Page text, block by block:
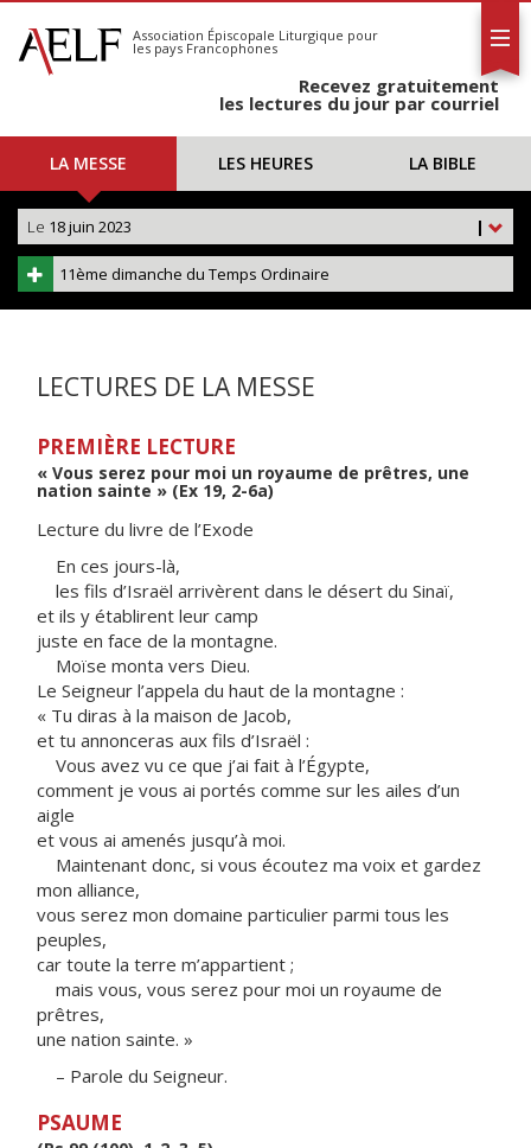
S'abonner
Calendrier
Association Épiscopale Liturgique pour
les pays Francophones
Recevez gratuitement
les lectures du jour par courriel
LA MESSE LES HEURES LA BIBLE
|
Le 18 juin 2023
11ème dimanche du Temps Ordinaire
LECTURES DE LA MESSE
PREMIÈRE LECTURE
« Vous serez pour moi un royaume de prêtres, une
nation sainte » (Ex 19, 2-6a)
Lecture du livre de l’Exode
En ces jours-là,
les fils d’Israël arrivèrent dans le désert du Sinaï,
et ils y établirent leur camp
juste en face de la montagne.
Moïse monta vers Dieu.
Le Seigneur l’appela du haut de la montagne :
« Tu diras à la maison de Jacob,
et tu annonceras aux fils d’Israël :
Vous avez vu ce que j’ai fait à l’Égypte,
comment je vous ai portés comme sur les ailes d’un
aigle
et vous ai amenés jusqu’à moi.
Maintenant donc, si vous écoutez ma voix et gardez
mon alliance,
vous serez mon domaine particulier parmi tous les
peuples,
car toute la terre m’appartient ;
mais vous, vous serez pour moi un royaume de
prêtres,
une nation sainte. »
– Parole du Seigneur.
PSAUME